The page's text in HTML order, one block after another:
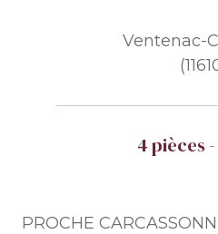
Ventenac-
4 pièces -
PROCHE